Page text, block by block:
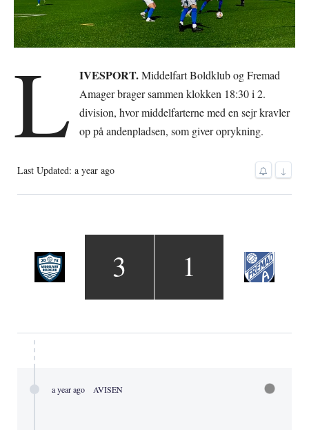
L IVESPORT.Middelfart Boldklub og Fremad
Amager brager sammen klokken 18:30 i 2.
division, hvor middelfarterne med en sejr kravler
op på andenpladsen, som giver oprykning.
Last Updated: a year ago ↓
3 1
a year ago AVISEN